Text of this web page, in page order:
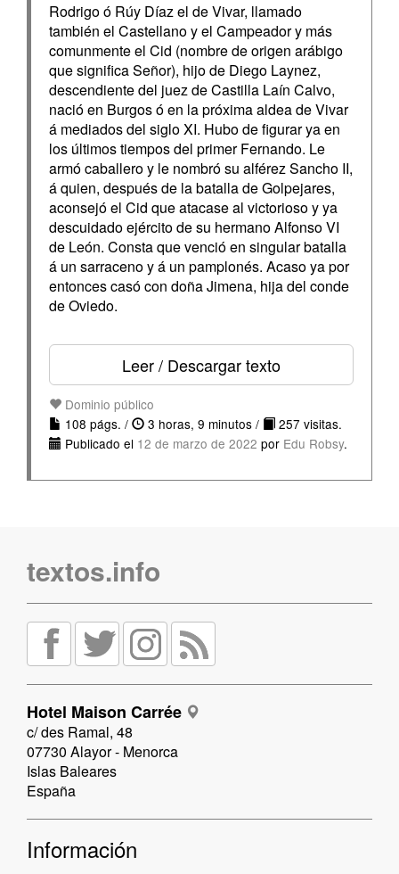
Rodrigo ó Rúy Díaz el de Vivar, llamado
también el Castellano y el Campeador y más
comunmente el Cid (nombre de origen arábigo
que significa Señor), hijo de Diego Laynez,
descendiente del juez de Castilla Laín Calvo,
nació en Burgos ó en la próxima aldea de Vivar
á mediados del siglo XI. Hubo de figurar ya en
los últimos tiempos del primer Fernando. Le
armó caballero y le nombró su alférez Sancho II,
á quien, después de la batalla de Golpejares,
aconsejó el Cid que atacase al victorioso y ya
descuidado ejército de su hermano Alfonso VI
de León. Consta que venció en singular batalla
á un sarraceno y á un pamplonés. Acaso ya por
entonces casó con doña Jimena, hija del conde
de Oviedo.
Leer / Descargar texto
Dominio público
108 págs. /
3 horas, 9 minutos /
257 visitas.
Publicado el 12 de marzo de 2022 por Edu Robsy.
textos.info
Hotel Maison Carrée
c/ des Ramal, 48
07730 Alayor - Menorca
Islas Baleares
España
Información